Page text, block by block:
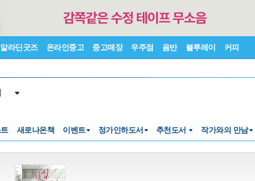
알라딘굿즈 온라인중고 중고매장 우주점 음반 블루레이 커피
새로나온책 이벤트 정가인하도서 추천도서 작가와의 만남